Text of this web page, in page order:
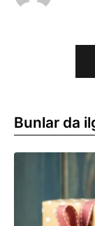
Bunlar da